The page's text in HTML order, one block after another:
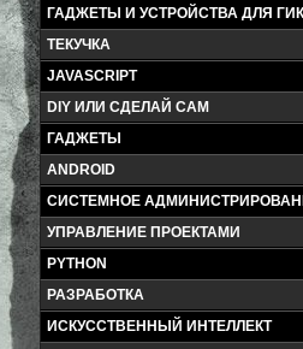
ГАДЖЕТЫ И УСТРОЙСТВА ДЛЯ
ТЕКУЧКА
JAVASCRIPT
DIY ИЛИ СДЕЛАЙ САМ
ГАДЖЕТЫ
ANDROID
СИСТЕМНОЕ
УПРАВЛЕНИЕ ПРОЕКТАМИ
PYTHON
РАЗРАБОТКА
ИСКУССТВЕННЫЙ ИНТЕЛЛЕКТ